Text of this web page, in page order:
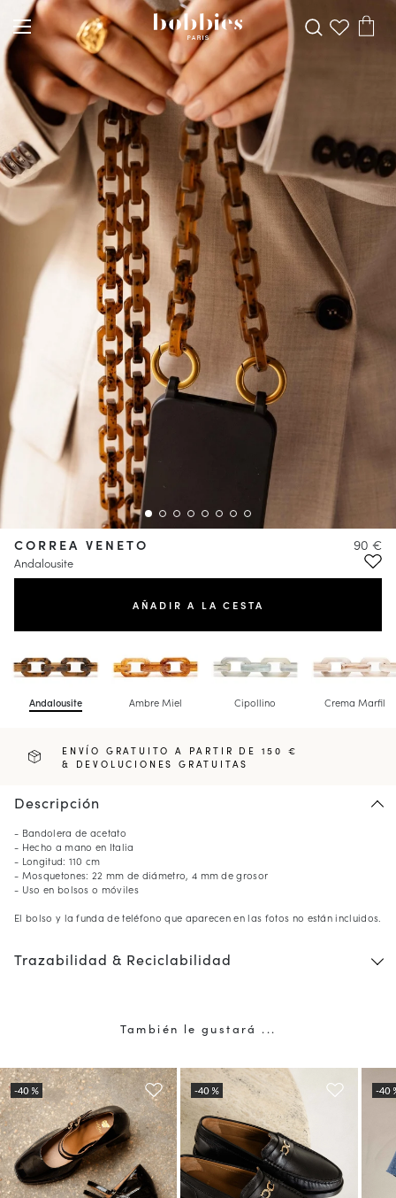
CORREA VENETO
Andalousite
90 €
AÑADIR A LA CESTA
Andalousite Ambre Miel Cipollino Crema Marfil
ENVÍO GRATUITO A PARTIR DE 150 €
& DEVOLUCIONES GRATUITAS
Descripción
- Bandolera de acetato
- Hecho a mano en Italia
- Longitud: 110 cm
- Mosquetones: 22 mm de diámetro, 4 mm de grosor
- Uso en bolsos o móviles
El bolso y la funda de teléfono que aparecen en las fotos no están incluidos.
Trazabilidad & Reciclabilidad
También le gustará ...